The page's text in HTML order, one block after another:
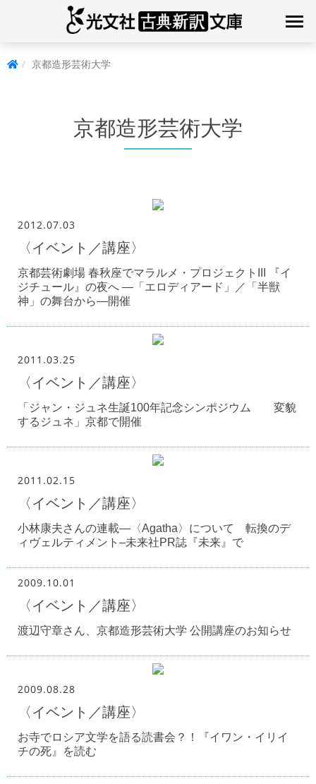
京都造形芸術大学
京都造形芸術大学
2012.07.03
〈イベント／講座〉
京都芸術劇場 春秋座でマラルメ・プロジェクトIII 『イ
ジチュール』の夜へ ―「エロディアード」／「半獣
神」の舞台から―開催
2011.03.25
〈イベント／講座〉
「ジャン・ジュネ生誕100年記念シンポジウム 変貌
するジュネ」京都で開催
2011.02.15
〈イベント／講座〉
小林康夫さんの連載―〈Agatha〉について 転換のデ
ィヴェルティメント–未来社PR誌『未来』で
2009.10.01
〈イベント／講座〉
渡辺守章さん、京都造形芸術大学 公開講座のお知らせ
2009.08.28
〈イベント／講座〉
お寺でロシア文学を語る読書会？！『イワン・イリイ
チの死』を読む